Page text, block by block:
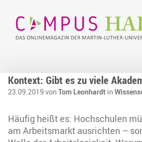
Kontext: Gibt es zu viele
23.09.2019 von Tom Leonhardt in
Häufig heißt es: Hochschulen
am Arbeitsmarkt ausrichten –